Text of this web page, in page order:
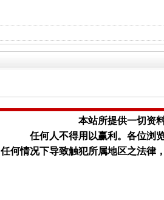
本站所提供一切资
任何人不得用以赢利。 各位浏
任何情况下导致触犯所属地区之法律